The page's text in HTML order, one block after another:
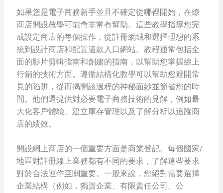
如果您是電子商務新手並且不確定從哪裡開始，在線
商店開設教學可能會非常有幫助。這些教學指導您完
成設定商店的每個操作，從註冊網域和選擇理想的系
統到設計商店和配置還款入口網站。教程通常包括全
面的影片剪輯指南和創建的指南，以幫助您掌握線上
行銷的技術方面。遵循結構化教學可以幫助您避開常
見的陷阱，從而揭開該過程的神秘面紗並節省您的時
間。他們還提供對必要電子商務技術的見解，例如最
大化客戶體驗、建立庫存管理以及了解分析以追蹤商
店的績效。
開設網上商店的一個重要方面是商業登記。每個國家/
地區對註冊線上業務都有不同的要求，了解這些要求
對於合法運作至關重要。一般來說，您絕對需要選擇
企業結構（例如，獨資企業、有限責任公司、公